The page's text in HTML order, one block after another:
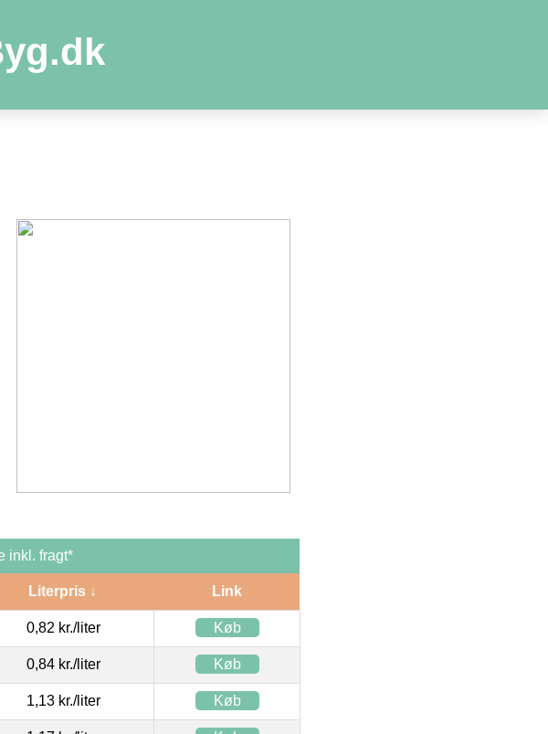
inkl. fragt*
Literpris ↓ Link
0,82 kr./liter Køb
0,84 kr./liter Køb
1,13 kr./liter Køb